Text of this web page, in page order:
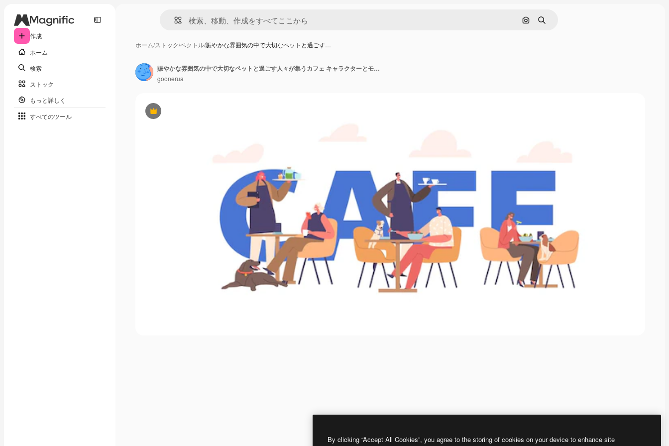
作成
ホーム
検索
ストック
もっと詳しく
すべてのツール
画像で検索
検索
ホーム/ストック/ベクトル/賑やかな雰囲気の中で大切なペットと過ごす…
Premium
賑やかな雰囲気の中で大切なペットと過ごす人々が集うカフェ キャラクターとモフモフの仲間たち
goonerua
By clicking “Accept All Cookies”, you agree to the storing of cookies on your device to enhance site